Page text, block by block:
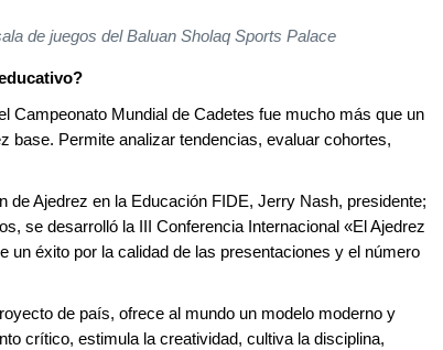
de juegos del Baluan Sholaq Sports Palace
Campeonato Mundial de Cadetes fue mucho más que un
base. Permite analizar tendencias, evaluar cohortes,
Ajedrez en la Educación FIDE, Jerry Nash, presidente;
se desarrolló la III Conferencia Internacional «El Ajedrez
un éxito por la calidad de las presentaciones y el número
de país, ofrece al mundo un modelo moderno y
crítico, estimula la creatividad, cultiva la disciplina,